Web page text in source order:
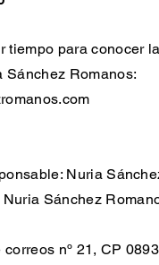
tiempo para conocer
Sánchez Romanos:
Nuria
Sánchez
nº 21, CP